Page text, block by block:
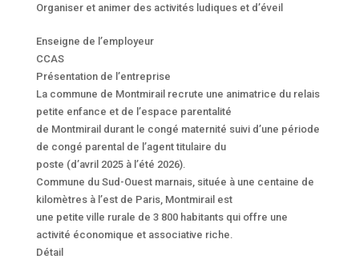
Organiser et animer des activités ludiques et d’éveil
Enseigne de l’employeur
CCAS
Présentation de l’entreprise
La commune de Montmirail recrute une animatrice du relais
petite enfance et de l’espace parentalité
de Montmirail durant le congé maternité suivi d’une période
de congé parental de l’agent titulaire du
poste (d’avril 2025 à l’été 2026).
Commune du Sud-Ouest marnais, située à une centaine de
kilomètres à l’est de Paris, Montmirail est
une petite ville rurale de 3 800 habitants qui offre une
activité économique et associative riche.
Détail